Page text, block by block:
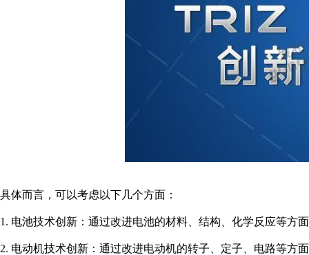
具体而言，可以考虑以下几个方面：
1. 电池技术创新：通过改进电池的材料、结构、化学反应等方
2. 电动机技术创新：通过改进电动机的转子、定子、电路等方